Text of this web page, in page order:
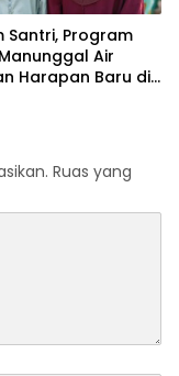
Santri, Program
Air
Harapan Baru di
Ruas yang